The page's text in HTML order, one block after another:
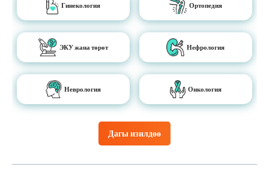
Дагы изилдөө
Гинекология Ортопедия
ЭКУ жана төрөт Нефрология
Неврология Онкология